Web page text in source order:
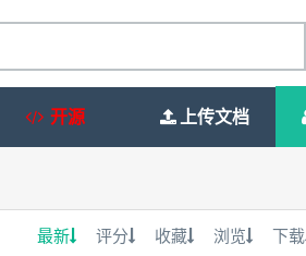
开源 上传文档
最新 评分 收藏 浏览 下载